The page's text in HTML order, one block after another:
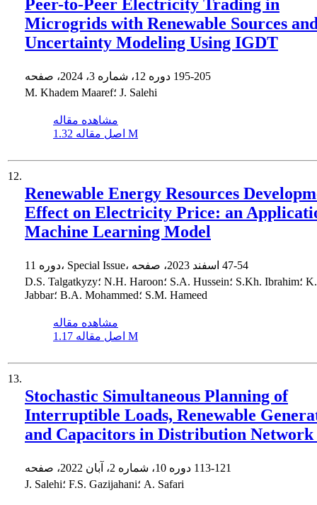
Peer-to-Peer Electricity Trading in
Microgrids with Renewable Sources
Uncertainty Modeling Using IGDT
195-205
M. Khadem Maaref؛ J. Salehi
مشاهده مقاله
اصل مقاله 1.32 M
12.
Renewable Energy Resources
Effect on Electricity Price: an
Machine Learning Model
47-54
D.S. Talgatkyzy؛ N.H. Haroon؛ S.A. Hussein؛ S.Kh. Ibrahim؛ K.A.
Jabbar؛ B.A. Mohammed؛ S.M. Hameed
مشاهده مقاله
اصل مقاله 1.17 M
13.
Stochastic Simultaneous Planning of
Interruptible Loads, Renewable
and Capacitors in Distribution Network ‎
113-121
J. Salehi؛ F.S. Gazijahani؛ A. Safari